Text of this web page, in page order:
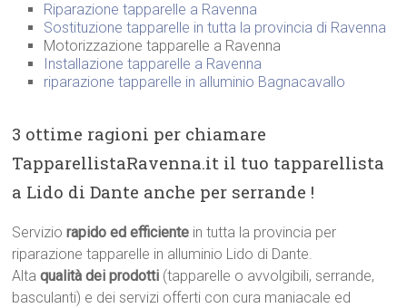
Riparazione tapparelle a Ravenna
Sostituzione tapparelle in tutta la provincia di Ravenna
Motorizzazione tapparelle a Ravenna
Installazione tapparelle a Ravenna
riparazione tapparelle in alluminio Bagnacavallo
3 ottime ragioni per chiamare
TapparellistaRavenna.it il tuo tapparellista
a Lido di Dante anche per serrande !
Serviziorapido ed efficiente in tutta la provincia per
riparazione tapparelle in alluminio Lido di Dante.
Altaqualità dei prodotti (tapparelle o avvolgibili, serrande,
basculanti) e dei servizi offerti con cura maniacale ed